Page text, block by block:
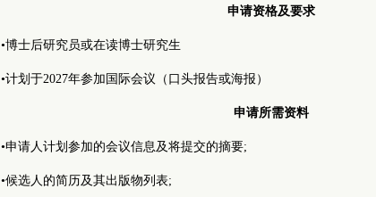
申请资格及要求
•博士后研究员或在读博士研究生
•计划于2027年参加国际会议（口头报告或海报）
申请所需资料
•申请人计划参加的会议信息及将提交的摘要;
•候选人的简历及其出版物列表;